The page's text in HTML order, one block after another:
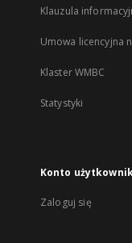
Klauzula
Umowa licencyjna
Klaster WMBC
Statystyki
Konto
Zaloguj się